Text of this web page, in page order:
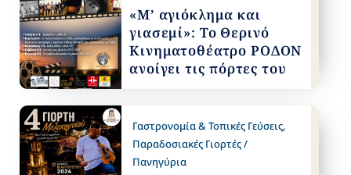
«Μ’ αγιόκλημα και
γιασεμί»: Το Θερινό
Κινηματοθέατρο ΡΟΔΟΝ
ανοίγει τις πόρτες του
Γαστρονομία & Τοπικές Γεύσεις,
Παραδοσιακές Γιορτές /
Πανηγύρια